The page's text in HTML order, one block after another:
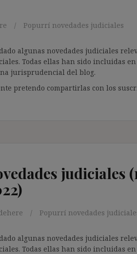
Popurrí novedades judiciales
algunas novedades judiciales
Todas ellas han sido incluidas
jurisprudencial del blog.
pretendo compartirlas con los
judiciales
Popurrí novedades
algunas novedades judiciales
Todas ellas han sido incluidas